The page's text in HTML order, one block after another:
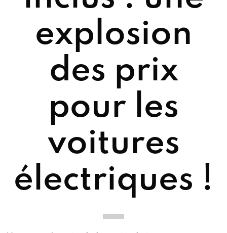
explosion
des prix
pour les
voitures
électriques !